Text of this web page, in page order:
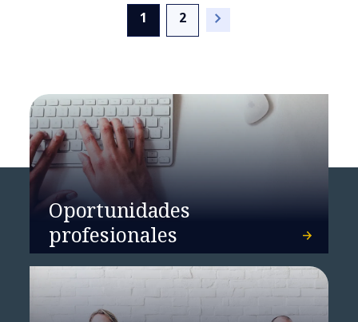
NTT DATA crea una
empresa líder de servicios
de TI de 30.000 millones de
dólares
1 (current)
2
Oportunidades
profesionales